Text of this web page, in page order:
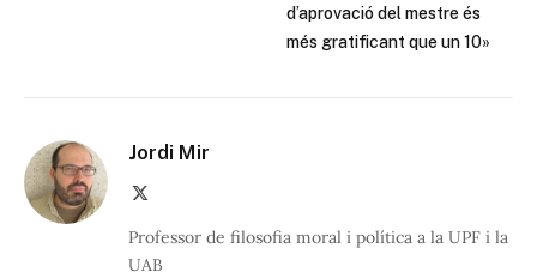
d’aprovació del mestre és
més gratificant que un 10»
Jordi Mir
Professor de filosofia moral i política a la UPF i la
UAB